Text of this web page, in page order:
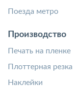
Поезда метро
Производство
Печать на пленке
Плоттерная резка
Наклейки